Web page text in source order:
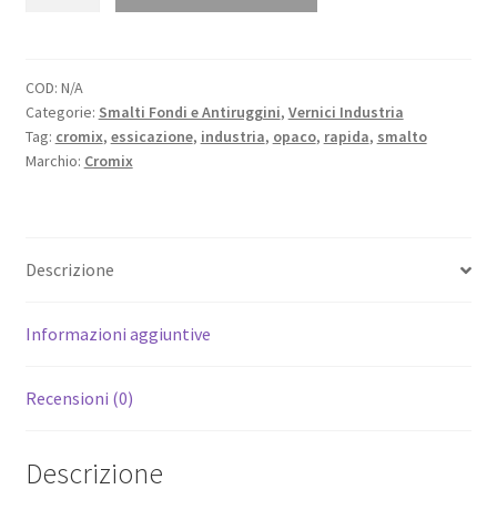
quantità
COD: N/A
Categorie: Smalti Fondi e Antiruggini, Vernici Industria
Tag: cromix, essicazione, industria, opaco, rapida, smalto
Marchio: Cromix
Descrizione
Informazioni aggiuntive
Recensioni (0)
Descrizione